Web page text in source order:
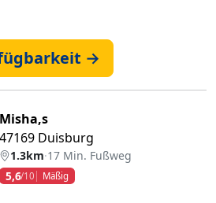
→
Misha,s
47169 Duisburg
1.3km·17 Min. Fußweg
5,6/10 Mäßig